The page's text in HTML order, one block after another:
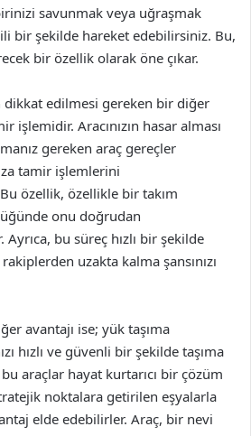
savunmak veya uğraşmak
bir şekilde hareket edebilirsiniz. Bu,
bir özellik olarak öne çıkar.
dikkat edilmesi gereken bir diğer
işlemidir. Aracınızın hasar alması
gereken araç gereçler
tamir işlemlerini
özellik, özellikle bir takım
onu doğrudan
bu süreç hızlı bir şekilde
uzakta kalma şansınızı
avantajı ise; yük taşıma
hızlı ve güvenli bir şekilde taşıma
araçlar hayat kurtarıcı bir çözüm
noktalara getirilen eşyalarla
elde edebilirler. Araç, bir nevi